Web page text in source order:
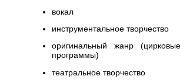
вокал
инструментальное творчество
оригинальный жанр
программы)
театральное творчество